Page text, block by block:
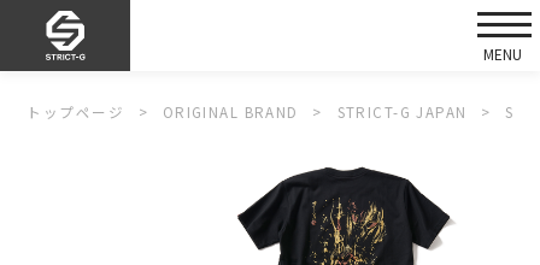
トップページ ORIGINAL BRAND STRICT-G JAPAN